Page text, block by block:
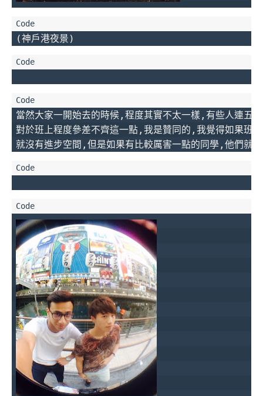
當然大家一開始去的時候,程度其實不太一樣,有些人連五
對於班上程度參差不齊這一點,我是贊同的,我覺得如果班
就沒有進步空間,但是如果有比較厲害一點的同學,他們就